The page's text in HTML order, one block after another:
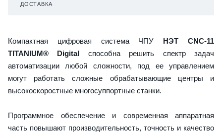
ДОСТАВКА
Компактная цифровая система ЧПУ НЭТ CNC-11
TITANIUM® Digital способна решить спектр задач
автоматизации любой сложности, под ее управлением
могут работать сложные обрабатывающие центры и
высокоскоростные многосуппортные станки.
Программное обеспечение и современная аппаратная
часть повышают производительность, точность и качество